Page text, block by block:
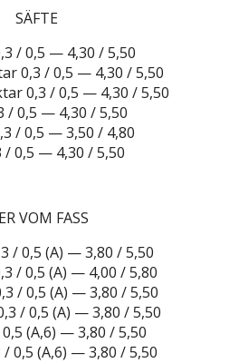
SÄFTE
/ 0,5 — 4,30 / 5,50
0,3 / 0,5 — 4,30 / 5,50
0,3 / 0,5 — 4,30 / 5,50
/ 0,5 — 4,30 / 5,50
/ 0,5 — 3,50 / 4,80
/ 0,5 — 4,30 / 5,50
VOM FASS
/ 0,5 (A) — 3,80 / 5,50
/ 0,5 (A) — 4,00 / 5,80
/ 0,5 (A) — 3,80 / 5,50
/ 0,5 (A) — 3,80 / 5,50
(A,6) — 3,80 / 5,50
/ 0,5 (A,6) — 3,80 / 5,50